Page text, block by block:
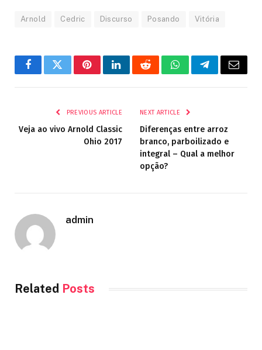
Arnold Cedric Discurso Posando Vitória
FacebookTwitterPinterestLinkedInRedditWhatsAppTelegramEmail
PREVIOUS ARTICLE
Veja ao vivo Arnold Classic
Ohio 2017
NEXT ARTICLE
Diferenças entre arroz
branco, parboilizado e
integral – Qual a melhor
opção?
admin
Related Posts